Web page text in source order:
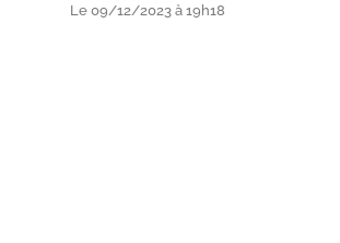
Le 09/12/2023 à 19h18